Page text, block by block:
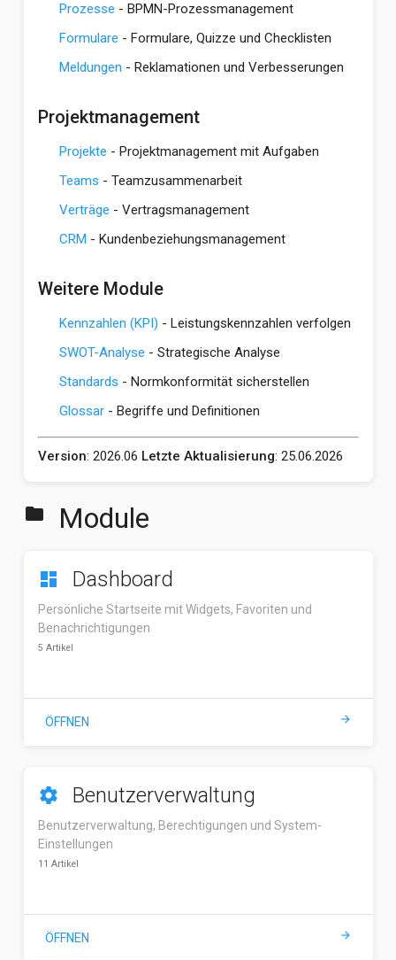
Prozesse - BPMN-Prozessmanagement
Formulare - Formulare, Quizze und Checklisten
Meldungen - Reklamationen und Verbesserungen
Projektmanagement
Projekte - Projektmanagement mit Aufgaben
Teams - Teamzusammenarbeit
Verträge - Vertragsmanagement
CRM - Kundenbeziehungsmanagement
Weitere Module
Kennzahlen (KPI) - Leistungskennzahlen verfolgen
SWOT-Analyse - Strategische Analyse
Standards - Normkonformität sicherstellen
Glossar- Begriffe und Definitionen
Version: 2026.06 Letzte Aktualisierung: 25.06.2026
folder Module
dashboard Dashboard
Persönliche Startseite mit Widgets, Favoriten und
Benachrichtigungen
5 Artikel
ÖFFNEN arrow_forward
settings Benutzerverwaltung
Benutzerverwaltung, Berechtigungen und System-
Einstellungen
11 Artikel
ÖFFNEN arrow_forward